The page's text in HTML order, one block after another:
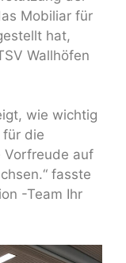
Mobiliar für
hat,
Wallhöfen
wie wichtig
für die
Vorfreude auf
fasste
-Team Ihr